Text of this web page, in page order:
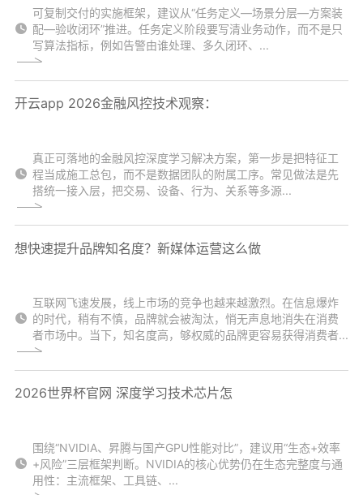
可复制交付的实施框架，建议从“任务定义—场景分层—方案装
配—验收闭环”推进。任务定义阶段要写清业务动作，而不是只
写算法指标，例如告警由谁处理、多久闭环、...
开云app 2026金融风控技术观察：
真正可落地的金融风控深度学习解决方案，第一步是把特征工
程当成施工总包，而不是数据团队的附属工序。常见做法是先
搭统一接入层，把交易、设备、行为、关系等多源...
想快速提升品牌知名度？新媒体运营这么做
互联网飞速发展，线上市场的竞争也越来越激烈。在信息爆炸
的时代，稍有不慎，品牌就会被淘汰，悄无声息地消失在消费
者市场中。当下，知名度高，够权威的品牌更容易获得消费者...
2026世界杯官网 深度学习技术芯片怎
围绕“NVIDIA、昇腾与国产GPU性能对比”，建议用“生态+效率
+风险”三层框架判断。NVIDIA的核心优势仍在生态完整度与通
用性：主流框架、工具链、...